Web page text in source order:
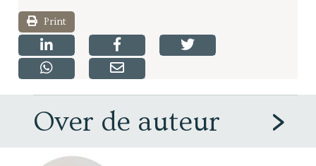
Print
Over de auteur